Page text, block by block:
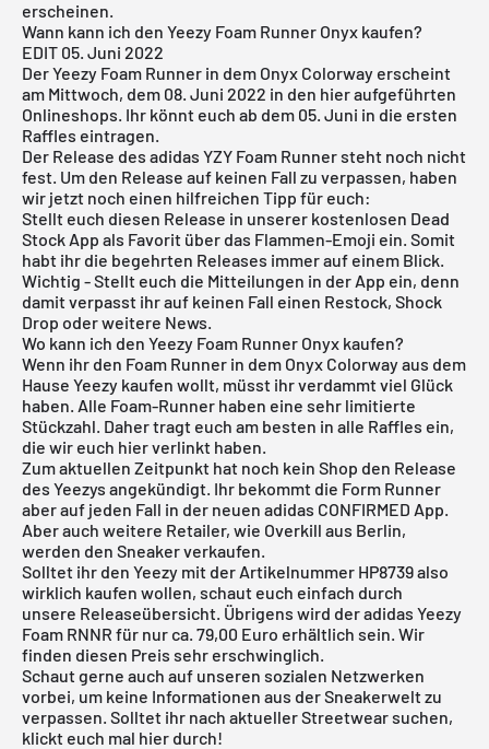
erscheinen.
Wann kann ich den Yeezy Foam Runner Onyx kaufen?
EDIT 05. Juni 2022
Der Yeezy Foam Runner in dem Onyx Colorway erscheint
am Mittwoch, dem 08. Juni 2022 in den hier aufgeführten
Onlineshops. Ihr könnt euch ab dem 05. Juni in die ersten
Raffles eintragen.
Der Release des adidas YZY Foam Runner steht noch nicht
fest. Um den Release auf keinen Fall zu verpassen, haben
wir jetzt noch einen hilfreichen Tipp für euch:
Stellt euch diesen Release in unserer kostenlosen Dead
Stock App als Favorit über das Flammen-Emoji ein. Somit
habt ihr die begehrten Releases immer auf einem Blick.
Wichtig - Stellt euch die Mitteilungen in der App ein, denn
damit verpasst ihr auf keinen Fall einen Restock, Shock
Drop oder weitere News.
Wo kann ich den Yeezy Foam Runner Onyx kaufen?
Wenn ihr den Foam Runner in dem Onyx Colorway aus dem
Hause Yeezy kaufen wollt, müsst ihr verdammt viel Glück
haben. Alle Foam-Runner haben eine sehr limitierte
Stückzahl. Daher tragt euch am besten in alle Raffles ein,
die wir euch hier verlinkt haben.
Zum aktuellen Zeitpunkt hat noch kein Shop den Release
des Yeezys angekündigt. Ihr bekommt die Form Runner
aber auf jeden Fall in der neuen adidas CONFIRMED App.
Aber auch weitere Retailer, wie Overkill aus Berlin,
werden den Sneaker verkaufen.
Solltet ihr den Yeezy mit der Artikelnummer HP8739 also
wirklich kaufen wollen, schaut euch einfach durch
unsere Releaseübersicht. Übrigens wird der adidas Yeezy
Foam RNNR für nur ca. 79,00 Euro erhältlich sein. Wir
finden diesen Preis sehr erschwinglich.
Schaut gerne auch auf unseren sozialen Netzwerken
vorbei, um keine Informationen aus der Sneakerwelt zu
verpassen. Solltet ihr nach aktuellerStreetwearsuchen,
klickt euch mal hier durch!